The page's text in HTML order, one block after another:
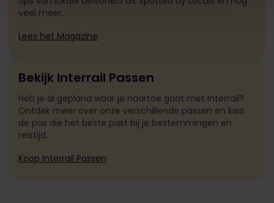
veel meer.
Lees het Magazine
Bekijk Interrail Passen
Heb je al gepland waar je naartoe gaat met Interrail?
Ontdek meer over onze verschillende passen en kies
de pas die het beste past bij je bestemmingen en
reistijd.
Koop Interrail Passen